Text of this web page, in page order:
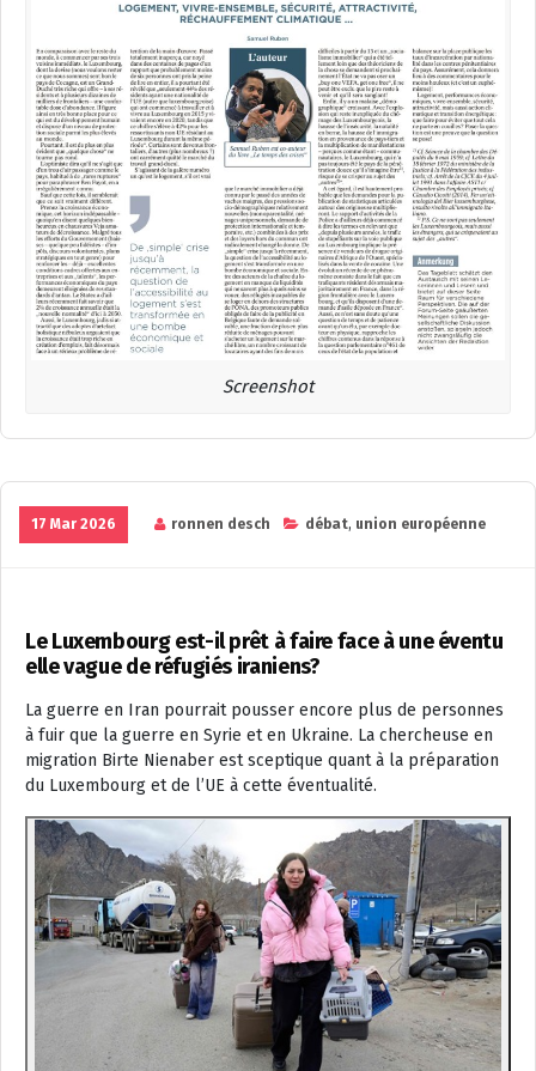
Screenshot
17 Mar 2026 ronnen desch débat, union européenne
Le Luxembourg est-il prêt à faire face à une éventu
elle vague de réfugiés iraniens?
La guerre en Iran pourrait pousser encore plus de personnes
à fuir que la guerre en Syrie et en Ukraine. La chercheuse en
migration Birte Nienaber est sceptique quant à la préparation
du Luxembourg et de l’UE à cette éventualité.